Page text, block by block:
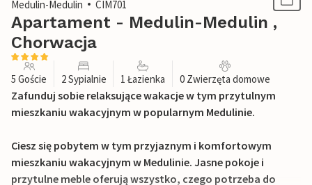
Medulin-Medulin
CIM701
Apartament - Medulin-Medulin ,
Chorwacja
5 Goście 2 Sypialnie 1 Łazienka 0 Zwierzęta domowe
Zafunduj sobie relaksujące wakacje w tym przytulnym
mieszkaniu wakacyjnym w popularnym Medulinie.
Ciesz się pobytem w tym przyjaznym i komfortowym
mieszkaniu wakacyjnym w Medulinie. Jasne pokoje i
przytulne meble oferują wszystko, czego potrzeba do